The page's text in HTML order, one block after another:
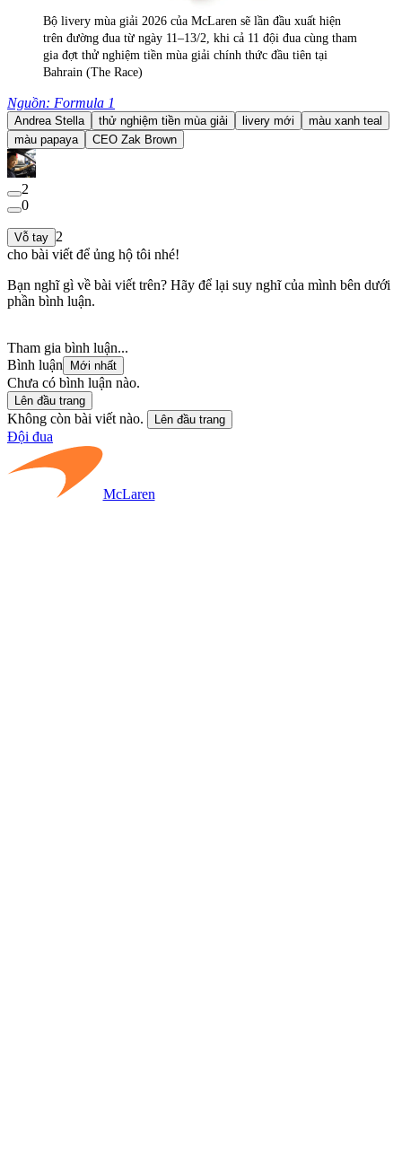
Bộ livery mùa giải 2026 của McLaren sẽ lần đầu xuất hiện
trên đường đua từ ngày 11–13/2, khi cả 11 đội đua cùng tham
gia đợt thử nghiệm tiền mùa giải chính thức đầu tiên tại
Bahrain (The Race)
Nguồn: Formula 1
Andrea Stella thử nghiệm tiền mùa giải livery mới
màu xanh teal
màu papaya
CEO Zak Brown
2
0
Vỗ tay 2
cho bài viết để ủng hộ tôi nhé!
Bạn nghĩ gì về bài viết trên? Hãy để lại suy nghĩ của mình bên dưới
phần bình luận.
Tham gia bình luận...
Bình luận
Mới nhất
Chưa có bình luận nào.
Lên đầu trang
Không còn bài viết nào. Lên đầu trang
Đội đua
McLaren